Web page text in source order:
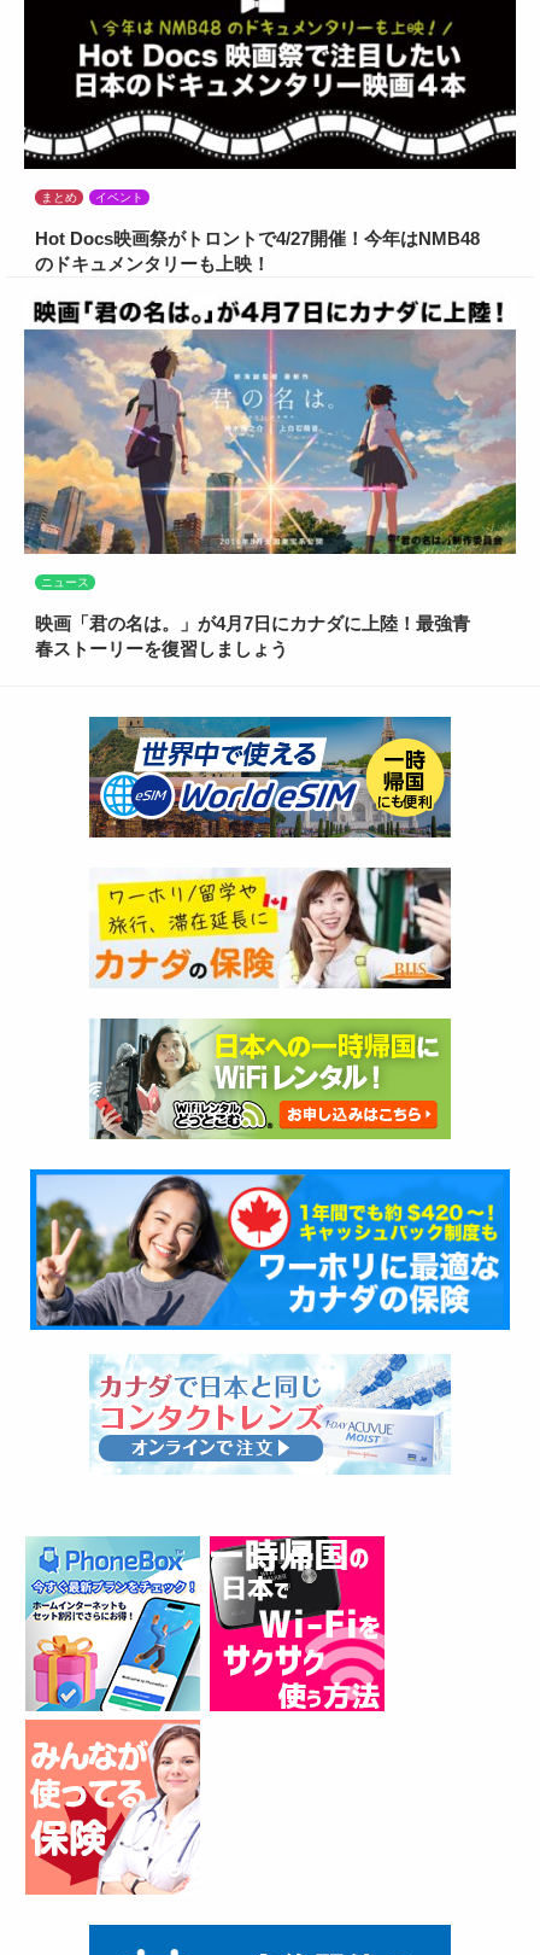
まとめ イベント
Hot Docs映画祭がトロントで4/27開催！今年はNMB48
のドキュメンタリーも上映！
ニュース
映画「君の名は。」が4月7日にカナダに上陸！最強青
春ストーリーを復習しましょう